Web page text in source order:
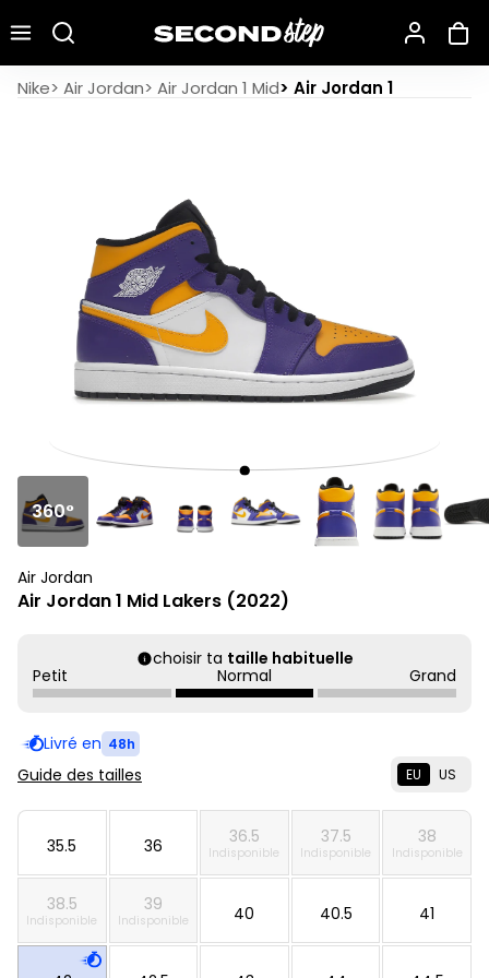
Nike> Air Jordan> Air Jordan 1 Mid> Air Jordan 1
Air Jordan 1 Mid Lakers (2022)
360°
Air Jordan
Air Jordan 1 Mid Lakers (2022)
choisir ta taille habituelle
Petit
Normal Grand
Livré en 48h
Guide des tailles EU US
35.5 36 36.5
Indisponible
37.5
Indisponible
38
Indisponible
38.5
Indisponible
39
Indisponible 40 40.5 41